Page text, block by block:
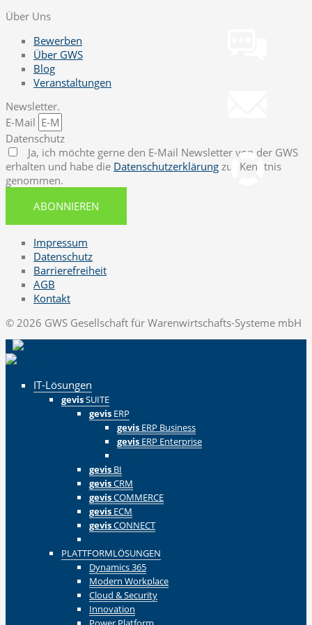
Über Uns
Bewerben
Über GWS
Blog
Veranstaltungen
Newsletter.
E-Mail
Datenschutz
Ja, ich möchte gerne den E-Mail Newsletter von der GWS
erhalten und habe die Datenschutzerklärung zur Kenntnis
genommen.
ABONNIEREN
Impressum
Datenschutz
Barrierefreiheit
AGB
Kontakt
© 2026 GWS Gesellschaft für Warenwirtschafts-Systeme mbH
IT-Lösungen
gevisSUITE
gevis ERP
gevis ERP Business
gevis ERP Enterprise
gevis BI
gevisCRM
gevisCOMMERCE
gevis ECM
gevisCONNECT
PLATTFORMLÖSUNGEN
Dynamics 365
Modern Workplace
Cloud & Security
Innovation